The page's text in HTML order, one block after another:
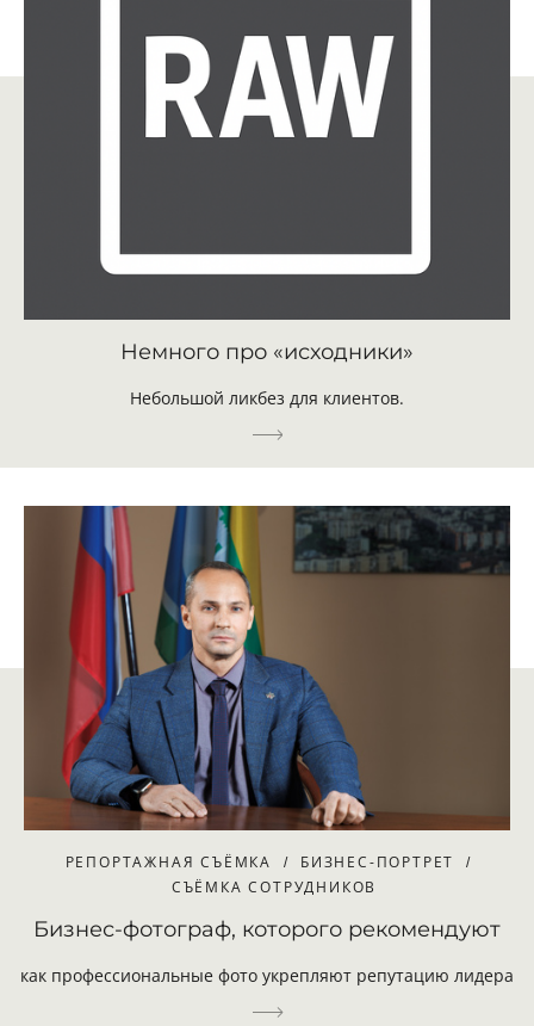
Немного про «исходники»
Небольшой ликбез для клиентов.
РЕПОРТАЖНАЯ СЪЁМКА
БИЗНЕС-ПОРТРЕТ
СЪЁМКА СОТРУДНИКОВ
Бизнес-фотограф, которого рекомендуют
как профессиональные фото укрепляют репутацию лидера